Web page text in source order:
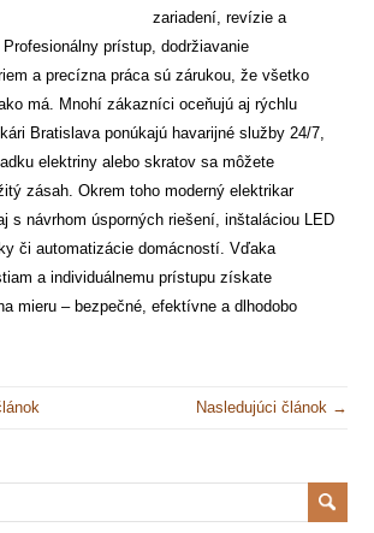
zariadení, revízie a
prístup, dodržiavanie
a precízna práca sú zárukou, že všetko
má. Mnohí zákazníci oceňujú aj rýchlu
Bratislava ponúkajú havarijné služby 24/7,
elektriny alebo skratov sa môžete
zásah. Okrem toho moderný elektrikar
s návrhom úsporných riešení, inštaláciou LED
či automatizácie domácností. Vďaka
a individuálnemu prístupu získate
mieru – bezpečné, efektívne a dlhodobo
Nasledujúci článok →